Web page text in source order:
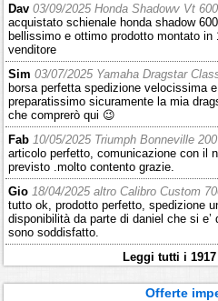
Dav 03/09/2025 Honda Shadowv Vt 600
acquistato schienale honda shadow
bellissimo e ottimo prodotto montato
venditore
Sim 03/07/2025 Yamaha Dragstar
borsa perfetta spedizione velocissima
preparatissimo sicuramente la mia
che comprerò qui 😉
Fab 10/05/2025 Triumph Bonneville
articolo perfetto, comunicazione con il
previsto .molto contento grazie.
Gio 18/04/2025 altro Calibro Custom
tutto ok, prodotto perfetto, spedizione
disponibilità da parte di daniel che si e’
sono soddisfatto.
Leggi tutti i
Offerte